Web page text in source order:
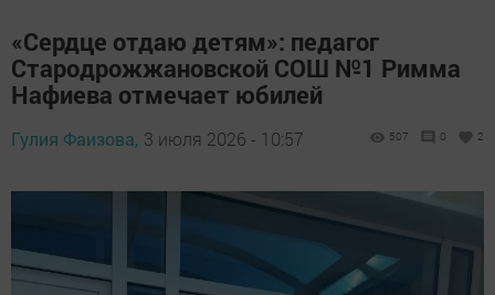
«Сердце отдаю детям»: педагог
Стародрожжановской СОШ №1 Римма
Нафиева отмечает юбилей
Гулия Фаизова, 3 июля 2026 - 10:57 507 0 2